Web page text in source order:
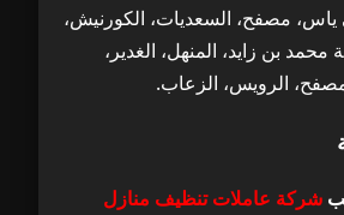
ياس، مصفح، السعديات، الكورنيش،
محمد بن زايد، المنهل، الغدير،
الرويس، الزعاب.
شركة عاملات تنظيف منازل